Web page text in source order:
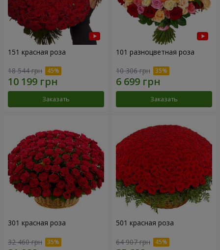
151 красная роза
18 544 грн
Заказать
101 разноцветная роза
10 306 грн
Заказать
301 красная роза
32 460 грн
501 красная роза
64 907 грн